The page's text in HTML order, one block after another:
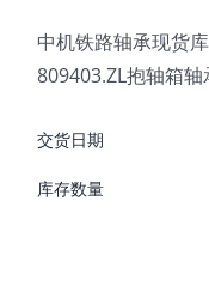
中机铁路轴承现货
809403.ZL抱轴箱轴
交货日期
库存数量